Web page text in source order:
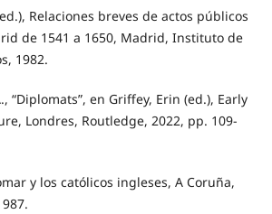
Relaciones breves de actos públicos
de 1541 a 1650, Madrid, Instituto de
1982.
“Diplomats”, en Griffey, Erin (ed.), Early
Londres, Routledge, 2022, pp. 109-
y los católicos ingleses, A Coruña,